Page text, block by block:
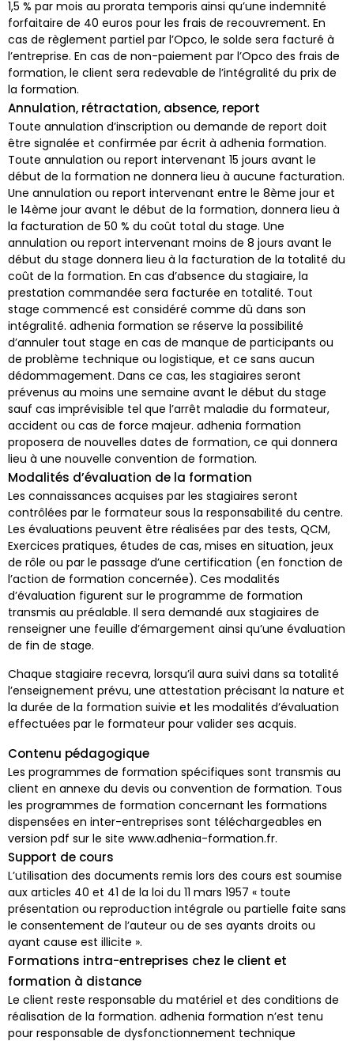
1,5 % par mois au prorata temporis ainsi qu’une indemnité
forfaitaire de 40 euros pour les frais de recouvrement. En
cas de règlement partiel par l’Opco, le solde sera facturé à
l’entreprise. En cas de non-paiement par l’Opco des frais de
formation, le client sera redevable de l’intégralité du prix de
la formation.
Annulation, rétractation, absence, report
Toute annulation d’inscription ou demande de report doit
être signalée et confirmée par écrit à adhenia formation.
Toute annulation ou report intervenant 15 jours avant le
début de la formation ne donnera lieu à aucune facturation.
Une annulation ou report intervenant entre le 8ème jour et
le 14ème jour avant le début de la formation, donnera lieu à
la facturation de 50 % du coût total du stage. Une
annulation ou report intervenant moins de 8 jours avant le
début du stage donnera lieu à la facturation de la totalité du
coût de la formation. En cas d’absence du stagiaire, la
prestation commandée sera facturée en totalité. Tout
stage commencé est considéré comme dû dans son
intégralité. adhenia formation se réserve la possibilité
d’annuler tout stage en cas de manque de participants ou
de problème technique ou logistique, et ce sans aucun
dédommagement. Dans ce cas, les stagiaires seront
prévenus au moins une semaine avant le début du stage
sauf cas imprévisible tel que l’arrêt maladie du formateur,
accident ou cas de force majeur. adhenia formation
proposera de nouvelles dates de formation, ce qui donnera
lieu à une nouvelle convention de formation.
Modalités d’évaluation de la formation
Les connaissances acquises par les stagiaires seront
contrôlées par le formateur sous la responsabilité du centre.
Les évaluations peuvent être réalisées par des tests, QCM,
Exercices pratiques, études de cas, mises en situation, jeux
de rôle ou par le passage d’une certification (en fonction de
l’action de formation concernée). Ces modalités
d’évaluation figurent sur le programme de formation
transmis au préalable. Il sera demandé aux stagiaires de
renseigner une feuille d’émargement ainsi qu’une évaluation
de fin de stage.
Chaque stagiaire recevra, lorsqu’il aura suivi dans sa totalité
l’enseignement prévu, une attestation précisant la nature et
la durée de la formation suivie et les modalités d’évaluation
effectuées par le formateur pour valider ses acquis.
Contenu pédagogique
Les programmes de formation spécifiques sont transmis au
client en annexe du devis ou convention de formation. Tous
les programmes de formation concernant les formations
dispensées en inter-entreprises sont téléchargeables en
version pdf sur le site www.adhenia-formation.fr.
Support de cours
L’utilisation des documents remis lors des cours est soumise
aux articles 40 et 41 de la loi du 11 mars 1957 « toute
présentation ou reproduction intégrale ou partielle faite sans
le consentement de l’auteur ou de ses ayants droits ou
ayant cause est illicite ».
Formations intra-entreprises chez le client et
formation à distance
Le client reste responsable du matériel et des conditions de
réalisation de la formation. adhenia formation n’est tenu
pour responsable de dysfonctionnement technique